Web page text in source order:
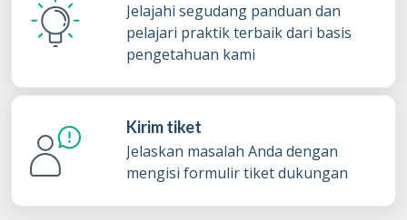
Jelajahi segudang panduan dan
pelajari praktik terbaik dari basis
pengetahuan kami
Kirim tiket
Jelaskan masalah Anda dengan
mengisi formulir tiket dukungan